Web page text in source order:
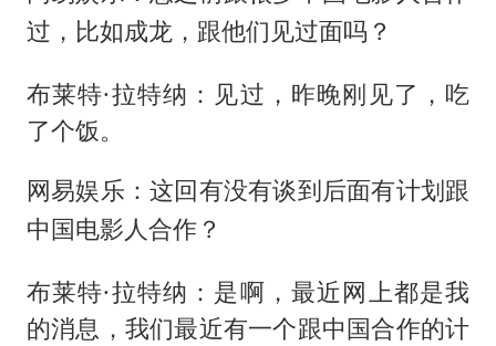
过，比如成龙，跟他们见过面吗？
布莱特·拉特纳：见过，昨晚刚见了，吃
了个饭。
网易娱乐：这回有没有谈到后面有计划跟
中国电影人合作？
布莱特·拉特纳：是啊，最近网上都是我
的消息，我们最近有一个跟中国合作的计